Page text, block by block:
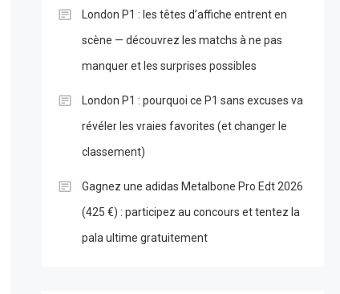
London P1 : les têtes d’affiche entrent en
scène — découvrez les matchs à ne pas
manquer et les surprises possibles
London P1 : pourquoi ce P1 sans excuses va
révéler les vraies favorites (et changer le
classement)
Gagnez une adidas Metalbone Pro Edt 2026
(425 €) : participez au concours et tentez la
pala ultime gratuitement